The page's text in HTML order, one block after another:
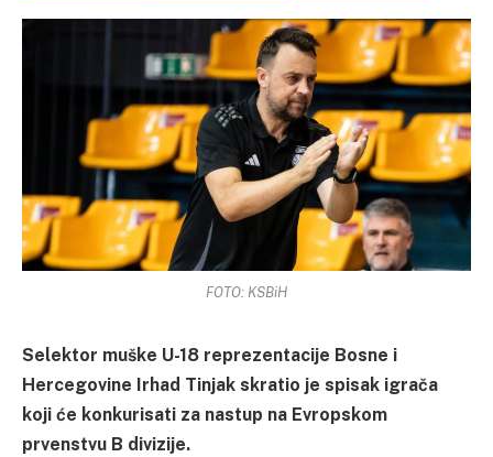
FOTO: KSBiH
Selektor muške U-18 reprezentacije Bosne i
Hercegovine Irhad Tinjak skratio je spisak igrača
koji će konkurisati za nastup na Evropskom
prvenstvu B divizije.